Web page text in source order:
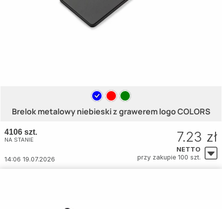
Brelok metalowy niebieski z grawerem logo COLORS
4106 szt.
NA STANIE
14:06 19.07.2026
7.23 zł
NETTO
przy zakupie 100 szt.